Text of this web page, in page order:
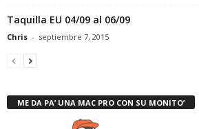
Taquilla EU 04/09 al 06/09
Chris - septiembre 7, 2015
ME DA PA’ UNA MAC PRO CON SU MONITO’